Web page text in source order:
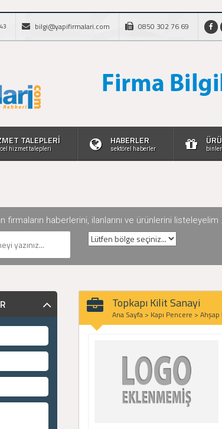
bilgi@yapifirmalari.com 0850 302 76 69
TALEPLERİ
hizmet talepleri
HABERLER
sektörel haberler
haberlerini, ilanlarını ve ürünlerini listeleyelim
Topkapı Kilit Sanayi
Ana Sayfa > Kapı Pencere > Ahşap